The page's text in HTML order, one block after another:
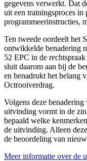
gegevens verwerkt. Dat
uit een trainingsproces in
programmeerinstructies,
Ten tweede oordeelt het
ontwikkelde benadering
52 EPC in de
sluit daarom aan bij de
en benadrukt het belang
Octrooiverdrag.
Volgens deze
uitvinding vormt in de
bepaald welke
de uitvinding. Alleen
de beoordeling van
Meer informatie over de